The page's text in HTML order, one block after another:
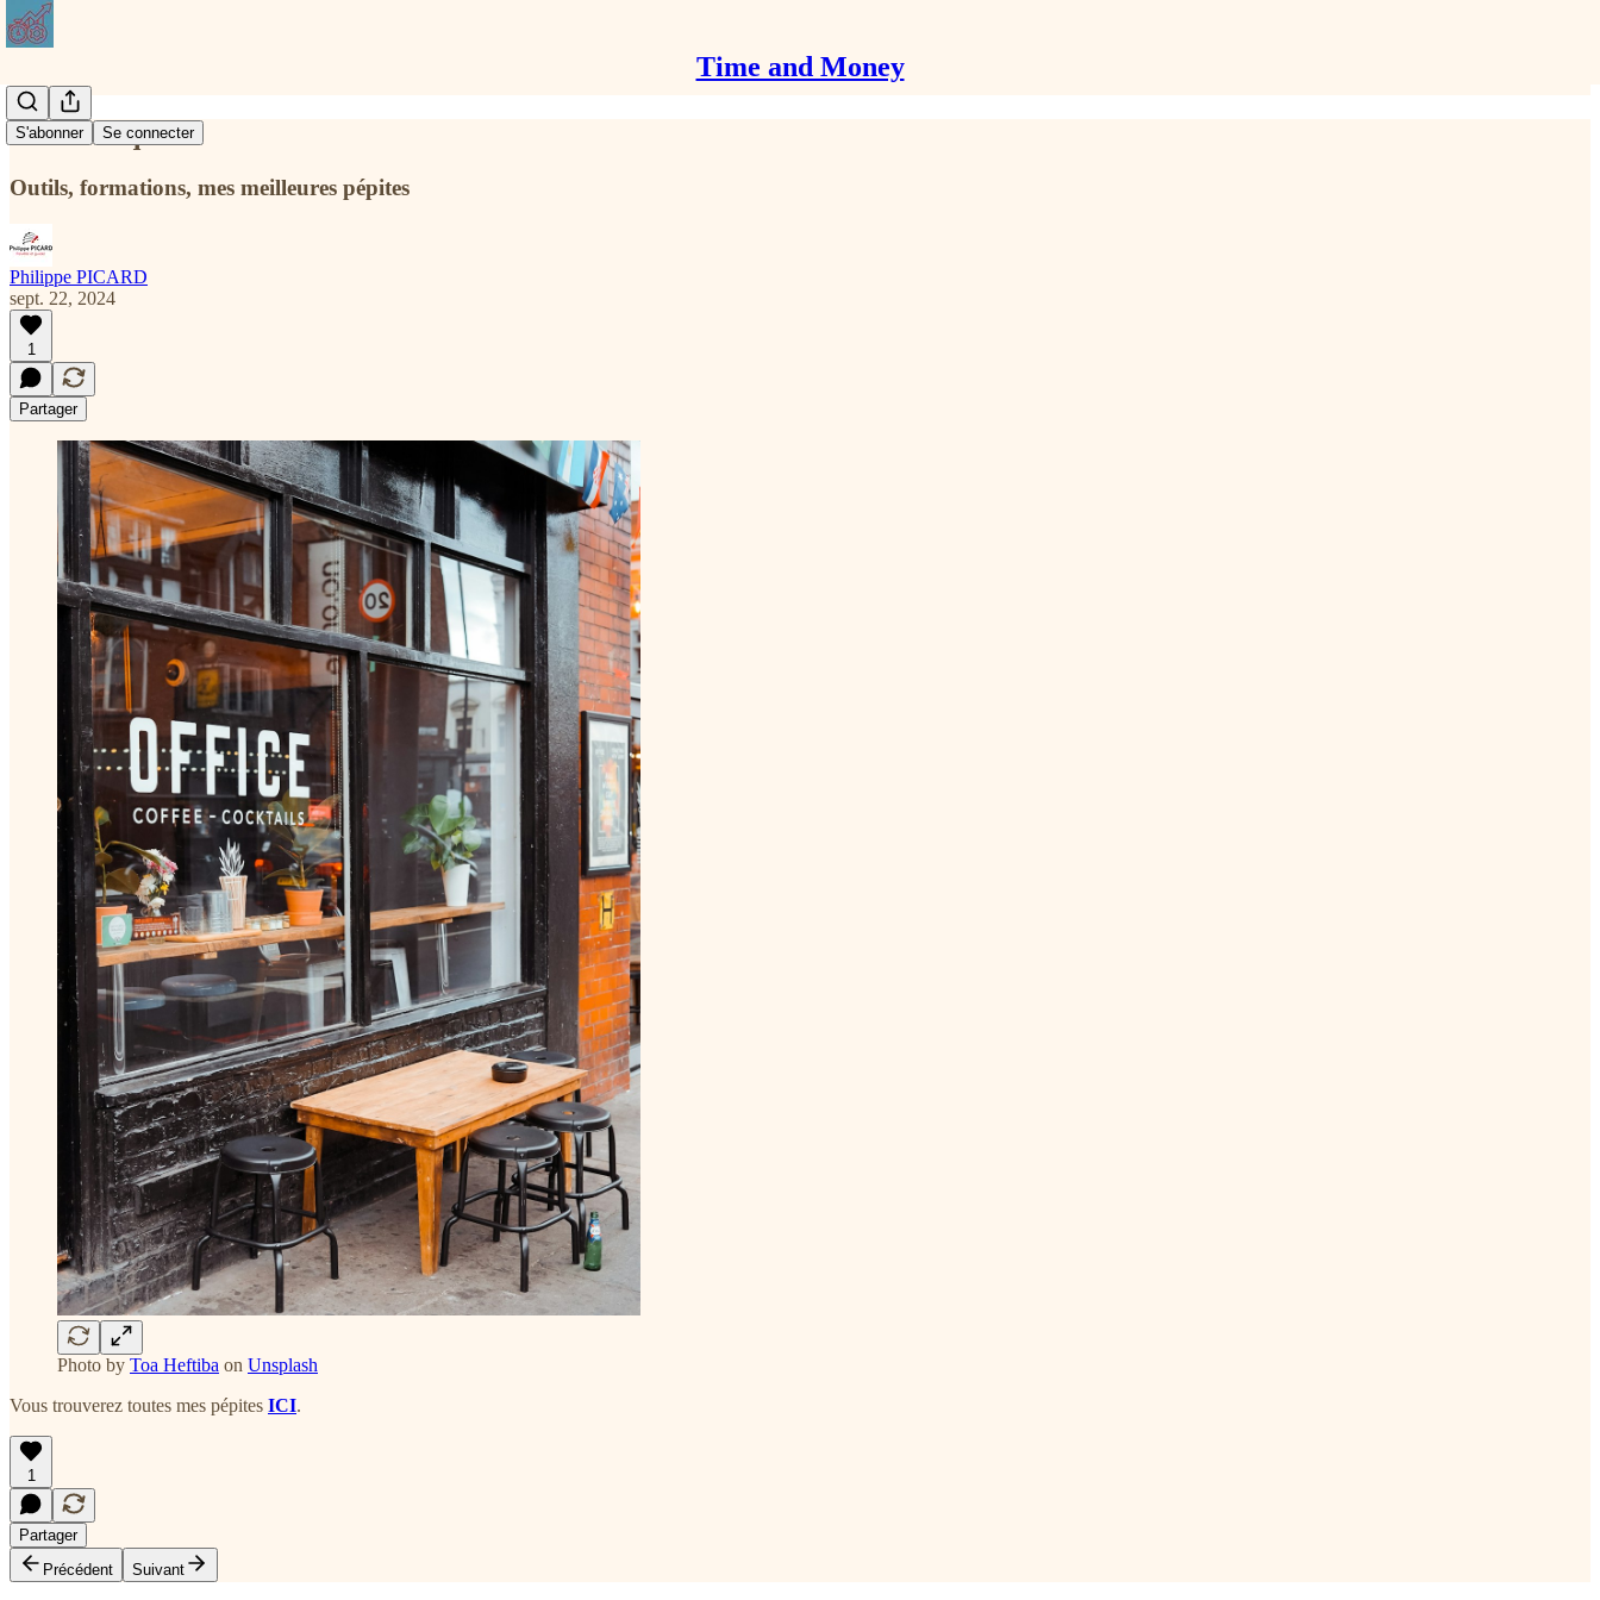
Time and Money
S'abonner Se connecter
Ma Boutique
Outils, formations, mes meilleures pépites
Philippe PICARD
sept. 22, 2024
1
Partager
Photo by Toa Heftiba on Unsplash
Vous trouverez toutes mes pépites ICI.
1
Partager
Précédent
Suivant